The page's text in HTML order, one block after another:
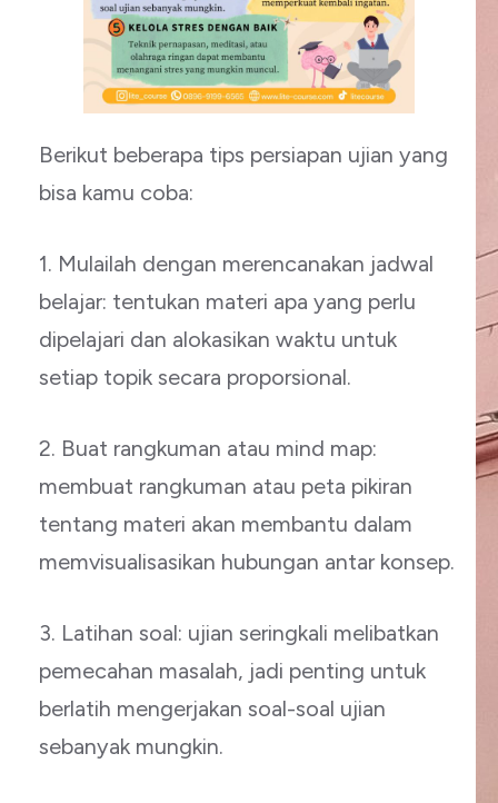
Berikut beberapa tips persiapan ujian yang
bisa kamu coba:
1. Mulailah dengan merencanakan jadwal
belajar: tentukan materi apa yang perlu
dipelajari dan alokasikan waktu untuk
setiap topik secara proporsional.
2. Buat rangkuman atau mind map:
membuat rangkuman atau peta pikiran
tentang materi akan membantu dalam
memvisualisasikan hubungan antar konsep.
3. Latihan soal: ujian seringkali melibatkan
pemecahan masalah, jadi penting untuk
berlatih mengerjakan soal-soal ujian
sebanyak mungkin.